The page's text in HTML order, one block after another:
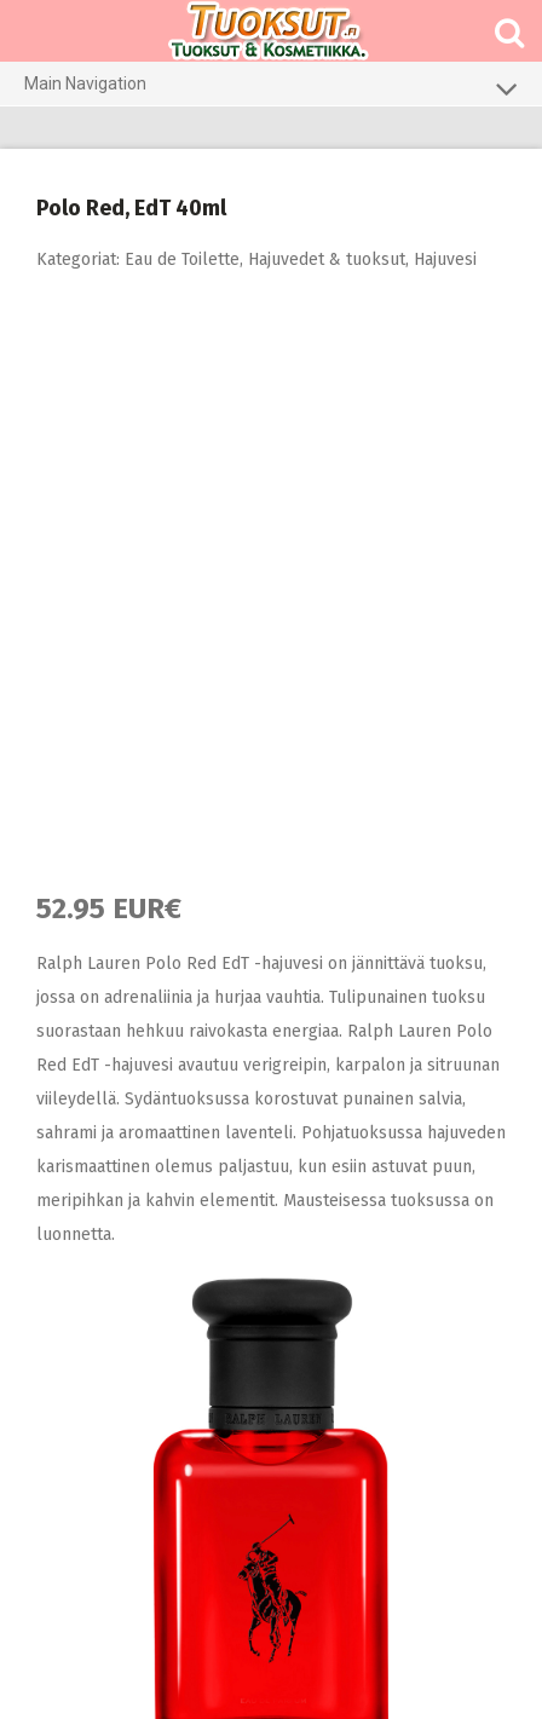
Main Navigation
Hiustenhoito
Ihonhoito
Polo Red, EdT 40ml
Kategoriat: Eau de Toilette, Hajuvedet & tuoksut, Hajuvesi
52.95 EUR€
Ralph Lauren Polo Red EdT -hajuvesi on jännittävä tuoksu,
jossa on adrenaliinia ja hurjaa vauhtia. Tulipunainen tuoksu
suorastaan hehkuu raivokasta energiaa. Ralph Lauren Polo
Red EdT -hajuvesi avautuu verigreipin, karpalon ja sitruunan
viileydellä. Sydäntuoksussa korostuvat punainen salvia,
sahrami ja aromaattinen laventeli. Pohjatuoksussa hajuveden
karismaattinen olemus paljastuu, kun esiin astuvat puun,
meripihkan ja kahvin elementit. Mausteisessa tuoksussa on
luonnetta.